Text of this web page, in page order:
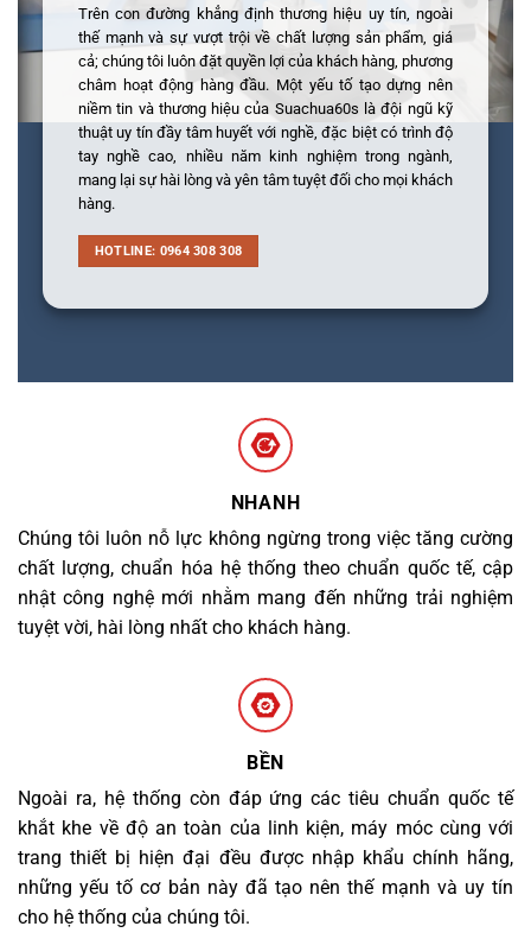
Trên con đường khẳng định thương hiệu uy tín, ngoài
thế mạnh và sự vượt trội về chất lượng sản phẩm, giá
cả; chúng tôi luôn đặt quyền lợi của khách hàng, phương
châm hoạt động hàng đầu. Một yếu tố tạo dựng nên
niềm tin và thương hiệu của Suachua60s là đội ngũ kỹ
thuật uy tín đầy tâm huyết với nghề, đặc biệt có trình độ
tay nghề cao, nhiều năm kinh nghiệm trong ngành,
mang lại sự hài lòng và yên tâm tuyệt đối cho mọi khách
hàng.
HOTLINE: 0964 308 308
NHANH
Chúng tôi luôn nỗ lực không ngừng trong việc tăng cường
chất lượng, chuẩn hóa hệ thống theo chuẩn quốc tế, cập
nhật công nghệ mới nhằm mang đến những trải nghiệm
tuyệt vời, hài lòng nhất cho khách hàng.
BỀN
Ngoài ra, hệ thống còn đáp ứng các tiêu chuẩn quốc tế
khắt khe về độ an toàn của linh kiện, máy móc cùng với
trang thiết bị hiện đại đều được nhập khẩu chính hãng,
những yếu tố cơ bản này đã tạo nên thế mạnh và uy tín
cho hệ thống của chúng tôi.